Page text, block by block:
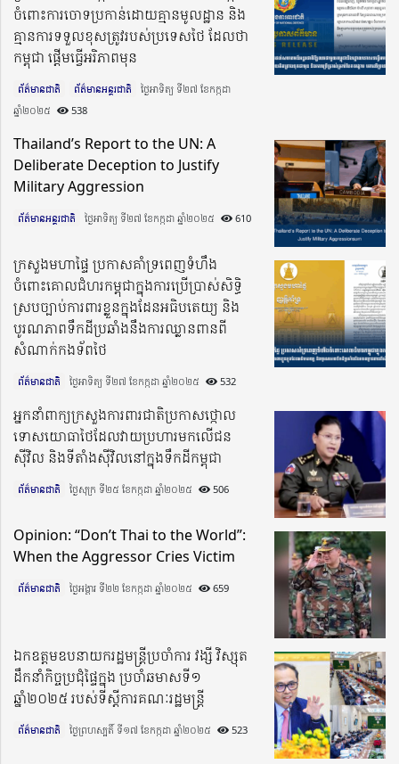
ចំពោះការចោទប្រកាន់ដោយគ្មានមូលដ្ឋាន និង
គ្មានការទទួលខុសត្រូវរបស់ប្រទេសថៃ ដែលថា
កម្ពុជា ផ្តើមធ្វើអរិភាពមុន
ព័ត៌មានជាតិ ព័ត៌មានអន្តរជាតិ
ថ្ងៃអាទិត្យ ទី២៧ ខែកក្កដា
ឆ្នាំ២០២៥​
538
Thailand’s Report to the UN: A
Deliberate Deception to Justify
Military Aggression
ព័ត៌មានអន្តរជាតិ ថ្ងៃអាទិត្យ ទី២៧ ខែកក្កដា ឆ្នាំ២០២៥​ 610
ក្រសួងមហាផ្ទៃ ប្រកាសគាំទ្រពេញទំហឹង
ចំពោះគោលជំហរកម្ពុជាក្នុងការប្រើប្រាស់សិទ្ធិ
ស្របច្បាប់ការពារខ្លួនក្នុងដែនអធិបតេយ្យ និង
បូរណភាពទឹកដីប្រឆាំងនឹងការឈ្លានពានពី
សំណាក់កងទ័ពថៃ
ព័ត៌មានជាតិ ថ្ងៃអាទិត្យ ទី២៧ ខែកក្កដា ឆ្នាំ២០២៥​ 532
អ្នកនាំពាក្យក្រសួងការពារជាតិប្រកាសថ្កោល
ទោសយោធាថៃដែលវាយប្រហារមកលើជន
ស៊ីវិល និងទីតាំងស៊ីវិលនៅក្នុងទឹកដីកម្ពុជា
ព័ត៌មានជាតិ ថ្ងៃសុក្រ ទី២៥ ខែកក្កដា ឆ្នាំ២០២៥​ 506
Opinion: “Don’t Thai to the World”:
When the Aggressor Cries Victim
ព័ត៌មានជាតិ ថ្ងៃអង្គារ ទី២២ ខែកក្កដា ឆ្នាំ២០២៥​ 659
ឯកឧត្តមឧបនាយករដ្ឋមន្រ្តីប្រចាំការ វង្សី វិស្សុត
ដឹកនាំកិច្ចប្រជុំផ្ទៃក្នុង ប្រចាំឆមាសទី១
ឆ្នាំ២០២៥ របស់ទីស្តីការ​​គណៈរដ្ឋមន្រ្តី
ព័ត៌មានជាតិ ថ្ងៃព្រហស្បតិ៍ ទី១៧ ខែកក្កដា ឆ្នាំ២០២៥​ 523